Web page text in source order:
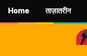
Home ताज़ातरीन